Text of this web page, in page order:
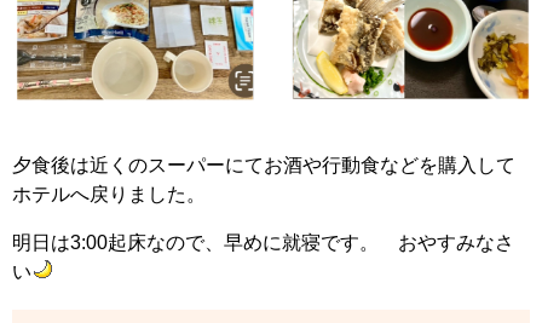
夕食後は近くのスーパーにてお酒や行動食などを購入して
ホテルへ戻りました。
明日は3:00起床なので、早めに就寝です。 おやすみなさ
い